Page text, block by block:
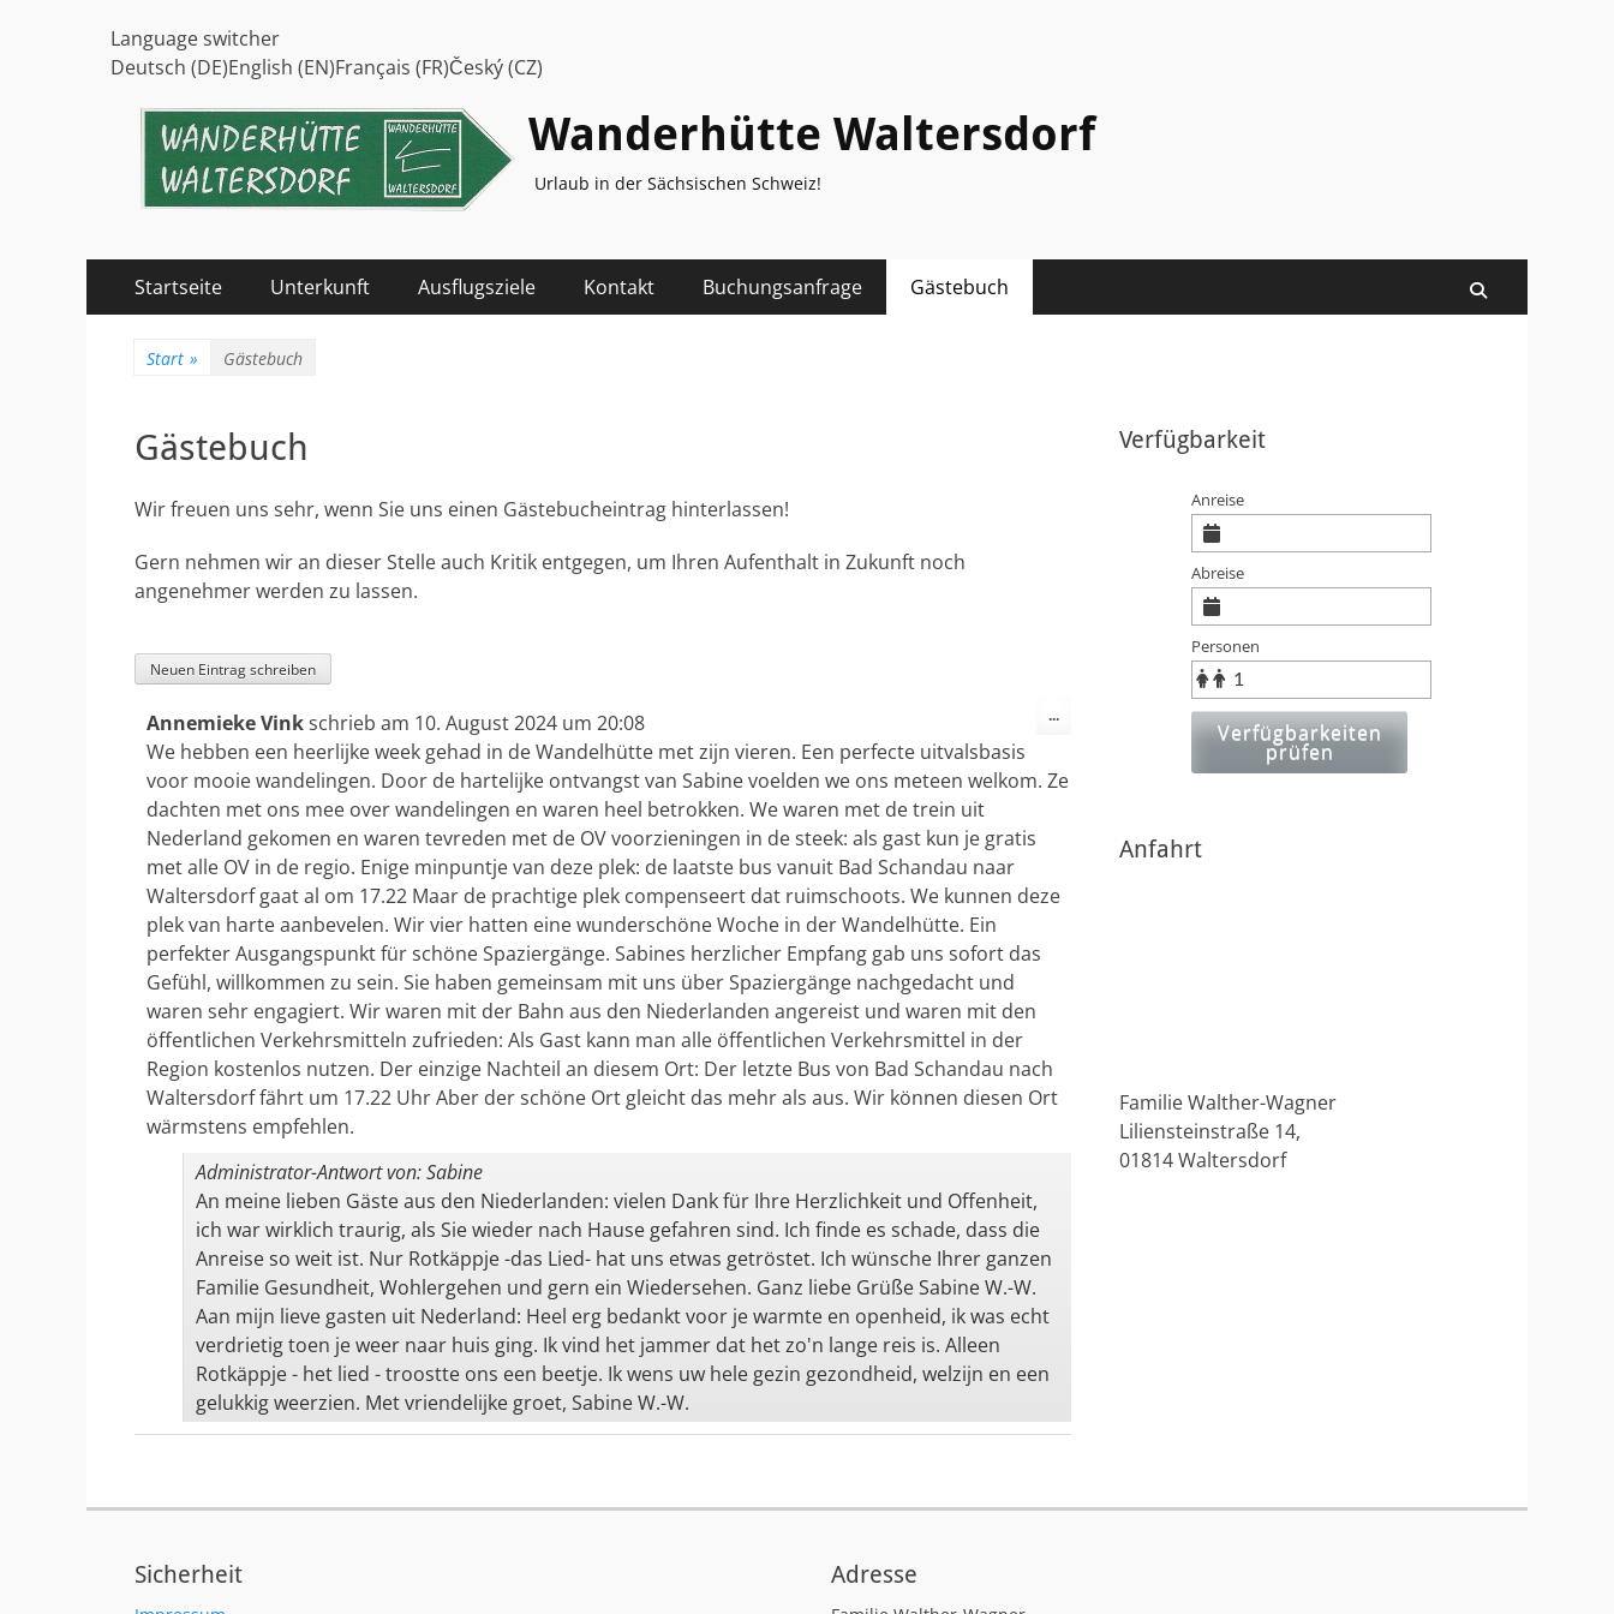
Language switcher
Deutsch (DE)English (EN)Français (FR)Český (CZ)
Wanderhütte Waltersdorf
Urlaub in der Sächsischen Schweiz!
Primäres
Menü
Inhalt
Startseite Unterkunft Ausflugsziele Kontakt Buchungsanfrage Gästebuch
Start » Gästebuch
Gästebuch
Wir freuen uns sehr, wenn Sie uns einen Gästebucheintrag hinterlassen!
Gern nehmen wir an dieser Stelle auch Kritik entgegen, um Ihren Aufenthalt in Zukunft noch
angenehmer werden zu lassen.
Annemieke Vinkschrieb am 10. August 2024 um 20:08
We hebben een heerlijke week gehad in de Wandelhütte met zijn vieren. Een perfecte uitvalsbasis
voor mooie wandelingen. Door de hartelijke ontvangst van Sabine voelden we ons meteen welkom. Ze
dachten met ons mee over wandelingen en waren heel betrokken. We waren met de trein uit
Nederland gekomen en waren tevreden met de OV voorzieningen in de steek: als gast kun je gratis
met alle OV in de regio. Enige minpuntje van deze plek: de laatste bus vanuit Bad Schandau naar
Waltersdorf gaat al om 17.22 Maar de prachtige plek compenseert dat ruimschoots. We kunnen deze
plek van harte aanbevelen. Wir vier hatten eine wunderschöne Woche in der Wandelhütte. Ein
perfekter Ausgangspunkt für schöne Spaziergänge. Sabines herzlicher Empfang gab uns sofort das
Gefühl, willkommen zu sein. Sie haben gemeinsam mit uns über Spaziergänge nachgedacht und
waren sehr engagiert. Wir waren mit der Bahn aus den Niederlanden angereist und waren mit den
öffentlichen Verkehrsmitteln zufrieden: Als Gast kann man alle öffentlichen Verkehrsmittel in der
Region kostenlos nutzen. Der einzige Nachteil an diesem Ort: Der letzte Bus von Bad Schandau nach
Waltersdorf fährt um 17.22 Uhr Aber der schöne Ort gleicht das mehr als aus. Wir können diesen Ort
wärmstens empfehlen.
Administrator-Antwort von: Sabine
An meine lieben Gäste aus den Niederlanden: vielen Dank für Ihre Herzlichkeit und Offenheit,
ich war wirklich traurig, als Sie wieder nach Hause gefahren sind. Ich finde es schade, dass die
Anreise so weit ist. Nur Rotkäppje -das Lied- hat uns etwas getröstet. Ich wünsche Ihrer ganzen
Familie Gesundheit, Wohlergehen und gern ein Wiedersehen. Ganz liebe Grüße Sabine W.-W.
Aan mijn lieve gasten uit Nederland: Heel erg bedankt voor je warmte en openheid, ik was echt
verdrietig toen je weer naar huis ging. Ik vind het jammer dat het zo'n lange reis is. Alleen
Rotkäppje - het lied - troostte ons een beetje. Ik wens uw hele gezin gezondheid, welzijn en een
gelukkig weerzien. Met vriendelijke groet, Sabine W.-W.
...Diese
Verfügbarkeit
Anreise
Abreise
Personen
Verfügbarkeiten
prüfen
Anfahrt
Familie Walther-Wagner
Liliensteinstraße 14,
01814 Waltersdorf
Sicherheit Adresse